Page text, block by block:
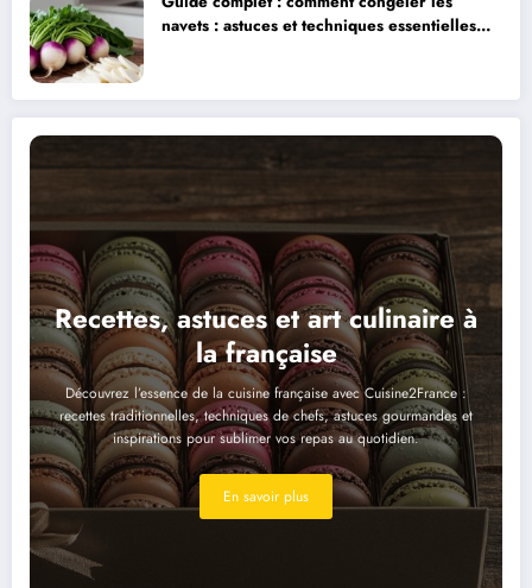
navets : astuces et techniques essentielles
Recettes, astuces et art culinaire à
la française
Découvrez l’essence de la cuisine française avec Cuisine2France :
recettes traditionnelles, techniques de chefs, astuces gourmandes et
inspirations pour sublimer vos repas au quotidien.
En savoir plus